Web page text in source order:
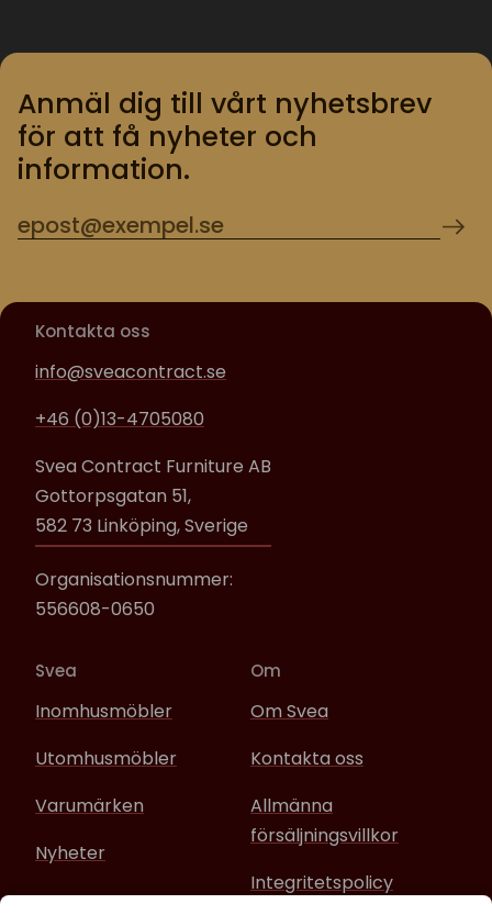
Anmäl dig till vårt nyhetsbrev
för att få nyheter och
information.
Kontakta oss
info@sveacontract.se
+46 (0)13-4705080
Svea Contract Furniture AB
Gottorpsgatan 51,
582 73 Linköping, Sverige
Organisationsnummer:
556608-0650
Svea
Inomhusmöbler
Utomhusmöbler
Varumärken
Nyheter
Om
Om Svea
Kontakta oss
Allmänna
försäljningsvillkor
Integritetspolicy